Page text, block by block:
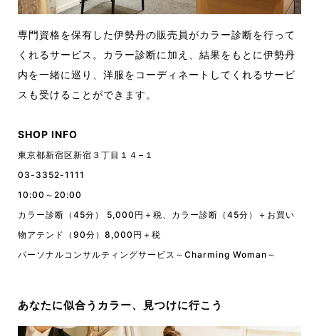
専門資格を保有した伊勢丹の販売員がカラー診断を行って
くれるサービス。カラー診断に加え、結果をもとに伊勢丹
内を一緒に巡り、洋服をコーディネートしてくれるサービ
スも受けることができます。
SHOP INFO
東京都新宿区新宿３丁目１４−１
03-3352-1111
10:00～20:00
カラー診断（45分） 5,000円＋税、カラー診断（45分）＋お買い
物アテンド（90分）8,000円＋税
パーソナルコンサルティングサービス～Charming Woman～
あなたに似合うカラー、見つけに行こう